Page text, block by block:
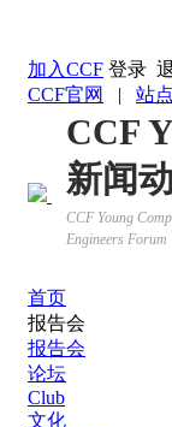
加入CCF 登录
CCF官网
| 站
CCF
新闻
CCF Young
Engineers Forum
首页
报告会
报告会
论坛
Club
文化